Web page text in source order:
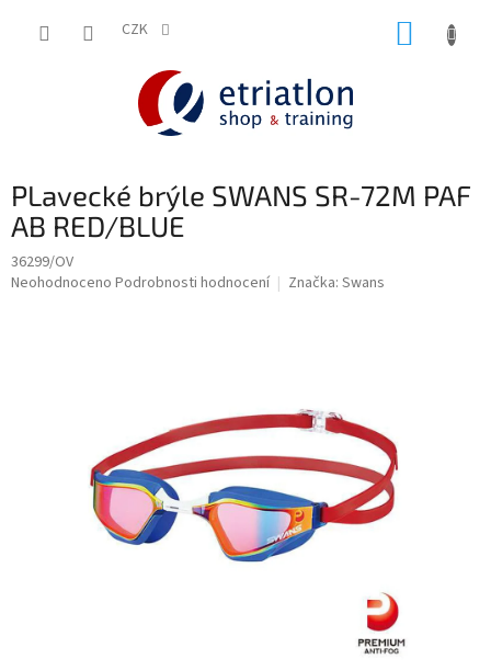
CZK
PLavecké brýle SWANS SR-72M PAF
AB RED/BLUE
36299/OV
Průměrné
Neohodnoceno Podrobnosti hodnocení Značka: Swans
shop.etriatlon.cz - Chat